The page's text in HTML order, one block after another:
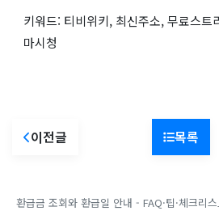
키워드: 티비위키, 최신주소, 무료스
마시청
이전글 목록
환급금 조회와 환급일 안내 - FAQ·팁·체크리